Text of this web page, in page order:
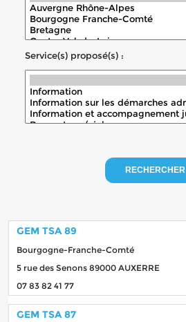
Service(s) proposé(s) :
RECHERCHER
GEM TSA 89
Bourgogne-Franche-Comté
5 rue des Senons 89000 AUXERRE
07 83 82 41 77
GEM TSA 87